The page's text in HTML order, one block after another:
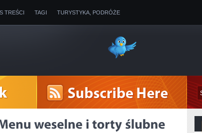
TREŚCI TAGI TURYSTYKA, PODRÓŻE